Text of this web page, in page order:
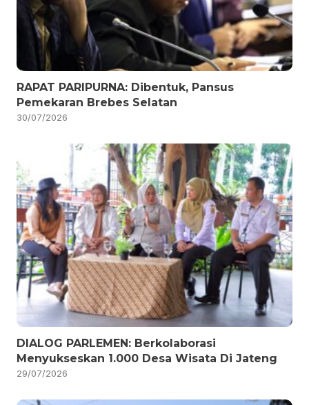
RAPAT PARIPURNA: Dibentuk, Pansus
Pemekaran Brebes Selatan
30/07/2026
DIALOG PARLEMEN: Berkolaborasi
Menyukseskan 1.000 Desa Wisata Di Jateng
29/07/2026